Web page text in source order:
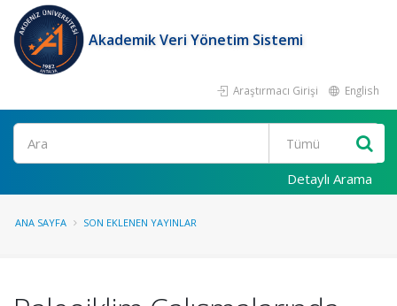
Akademik Veri Yönetim Sistemi
Araştırmacı Girişi English
Ara
Detaylı Arama
ANA SAYFA SON EKLENEN YAYINLAR